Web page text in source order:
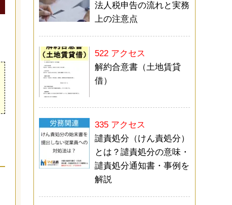
法人税申告の流れと実務
上の注意点
522 アクセス
解約合意書（土地賃貸
借）
335 アクセス
譴責処分（けん責処分）
とは？譴責処分の意味・
譴責処分通知書・事例を
解説